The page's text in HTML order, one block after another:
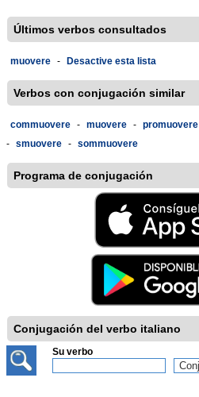
Últimos verbos consultados
muovere - Desactive esta lista
Verbos con conjugación similar
commuovere - muovere - promuovere
- smuovere - sommuovere
Programa de conjugación
Conjugación del verbo italiano
Su verbo